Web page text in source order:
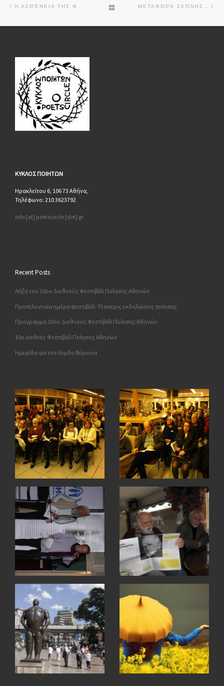
BACK TO POST LIST
ΚΥΚΛΟΣ ΠΟΙΗΤΩΝ
Ηρακλείτου 6, 106 73 Αθήνα,
Τηλέφωνο: 210 3623792
info [at] poetscircle [dot] gr
Recent Posts
Λήξη του 10ου Διεθνούς Φεστιβάλ Ποίησης Αθηνών
Προτελευταία ημέρα φεστιβάλ: Τέσσερις εκδηλώσεις ποίησης
Πρόγραμμα 10ου Διεθνούς Φεστιβάλ Ποίησης Αθηνών
10o Διεθνές Φεστιβάλ Ποίησης Αθηνών
Ημερίδα για τον Λόρδο Βύρωνα